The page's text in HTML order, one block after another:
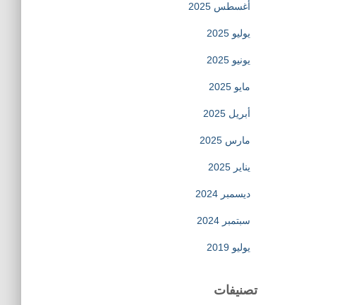
أغسطس 2025
يوليو 2025
يونيو 2025
مايو 2025
أبريل 2025
مارس 2025
يناير 2025
ديسمبر 2024
سبتمبر 2024
يوليو 2019
تصنيفات